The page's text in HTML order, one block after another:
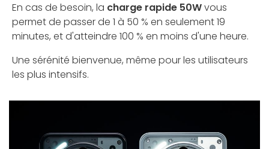
En cas de besoin, la charge rapide 50Wvous
permet de passer de 1 à 50 % en seulement 19
minutes, et d'atteindre 100 % en moins d'une heure.
Une sérénité bienvenue, même pour les utilisateurs
les plus intensifs.